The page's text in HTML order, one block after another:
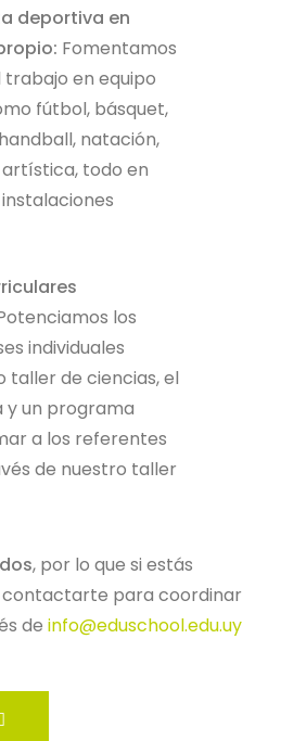
deportiva en
Fomentamos
trabajo en equipo
fútbol, básquet,
natación,
todo en
los
individuales
taller de ciencias, el
un programa
a los referentes
de nuestro taller
, por lo que si estás
para coordinar
deinfo@eduschool.edu.uy